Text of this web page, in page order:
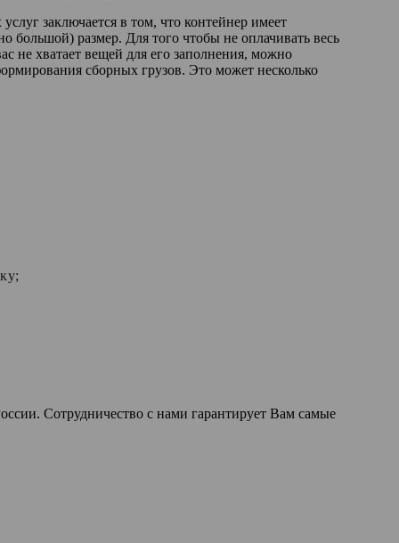
заключается в том, что контейнер имеет
большой) размер. Для того чтобы не оплачивать весь
не хватает вещей для его заполнения, можно
сборных грузов. Это может несколько
Сотрудничество с нами гарантирует Вам самые